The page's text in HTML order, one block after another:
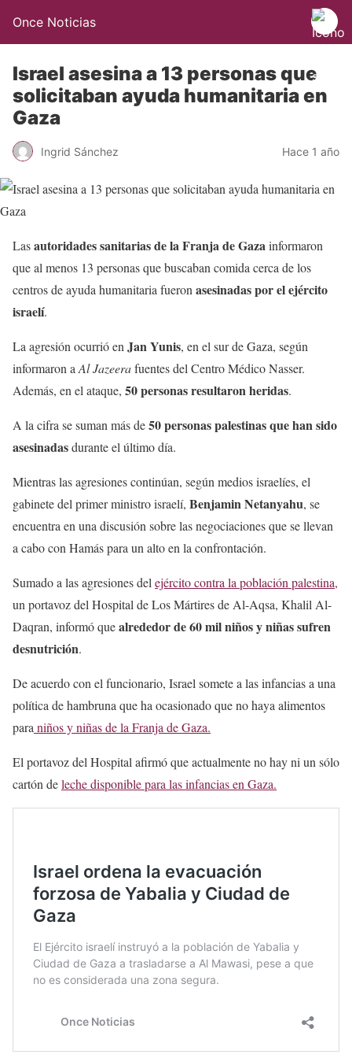
Once Noticias
Israel asesina a 13 personas que
solicitaban ayuda humanitaria en
Gaza
Ingrid Sánchez Hace 1 año
Lasautoridades sanitarias de la Franja de Gazainformaron
que al menos 13 personas que buscaban comida cerca de los
centros de ayuda humanitaria fueron asesinadas por el ejército
israelí.
La agresión ocurrió en Jan Yunis, en el sur de Gaza, según
informaron a Al Jazeerafuentes del Centro Médico Nasser.
Además, en el ataque, 50 personas resultaron heridas.
A la cifra se suman más de50 personas palestinas que han sido
asesinadasdurante el último día.
Mientras las agresiones continúan, según medios israelíes, el
gabinete del primer ministro israelí, Benjamin Netanyahu, se
encuentra en una discusión sobre las negociaciones que se llevan
a cabo con Hamás para un alto en la confrontación.
Sumado a las agresiones del ejército contra la población palestina,
un portavoz del Hospital de Los Mártires de Al-Aqsa, Khalil Al-
Daqran, informó quealrededor de 60 mil niños y niñas sufren
desnutrición.
De acuerdo con el funcionario, Israel somete a las infancias a una
política de hambruna que ha ocasionado que no haya alimentos
para niños y niñas de la Franja de Gaza.
El portavoz del Hospital afirmó que actualmente no hay ni un sólo
cartón deleche disponible para las infancias en Gaza.